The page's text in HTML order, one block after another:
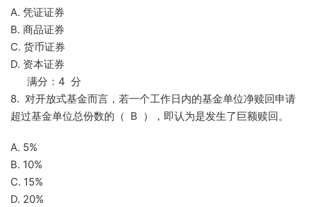
A. 凭证证券
B. 商品证券
C. 货币证券
D. 资本证券
满分：4 分
8. 对开放式基金而言，若一个工作日内的基金单位净赎回申请
超过基金单位总份数的（ B ），即认为是发生了巨额赎回。
A. 5%
B. 10%
C. 15%
D. 20%